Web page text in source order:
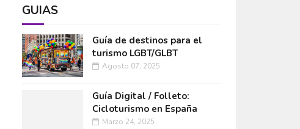
GUÍAS
Guía de destinos para el
turismo LGBT/GLBT
Agosto 07, 2025
Guía Digital / Folleto:
Cicloturismo en España
Marzo 24, 2025